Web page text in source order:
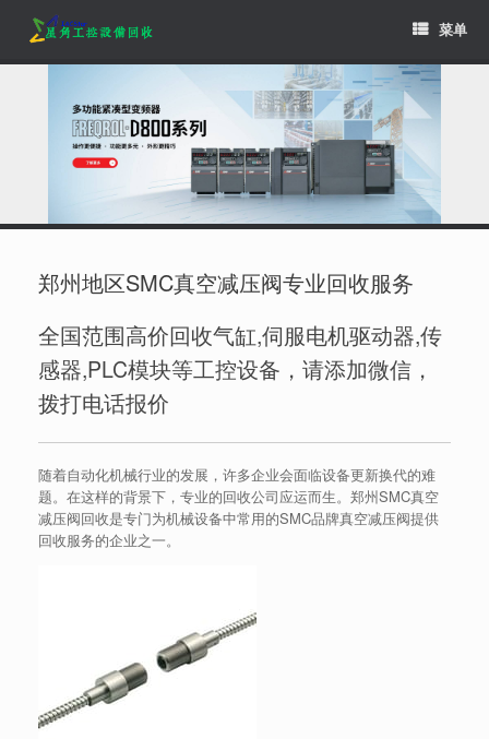
content
菜单
郑州地区SMC真空减压阀专业回收服务
全国范围高价回收气缸,伺服电机驱动器,传
感器,PLC模块等工控设备，请添加微信，
拨打电话报价
随着自动化机械行业的发展，许多企业会面临设备更新换代的难
题。在这样的背景下，专业的回收公司应运而生。郑州SMC真空
减压阀回收是专门为机械设备中常用的SMC品牌真空减压阀提供
回收服务的企业之一。